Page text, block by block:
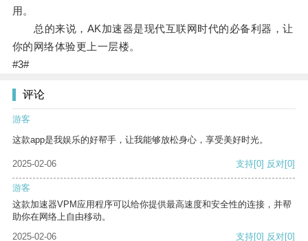
用。
总的来说，AK加速器是现代互联网时代的必备利器，让
你的网络体验更上一层楼。
#3#
评论
游客
这款app是我娱乐的好帮手，让我能够放松身心，享受美好时光。
2025-02-06 支持[0] 反对[0]
游客
这款加速器VPM应用程序可以给你提供最高速度和安全性的连接，并帮
助你在网络上自由移动。
2025-02-06
支持[0] 反对[0]